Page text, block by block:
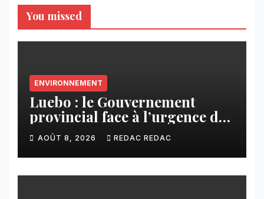
You missed
ENVIRONNEMENT
Luebo : le Gouvernement
provincial face à l’urgence des
érosions qui menacent la cité
AOÛT 8, 2026 REDAC REDAC